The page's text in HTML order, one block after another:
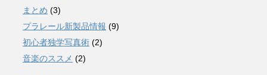
まとめ (3)
プラレール新製品情報 (9)
初心者独学写真術 (2)
音楽のススメ (2)